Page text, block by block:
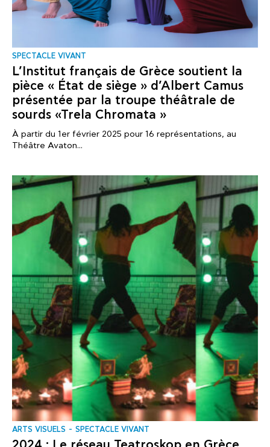
SPECTACLE VIVANT
L’Institut français de Grèce soutient la
pièce « État de siège » d’Albert Camus
présentée par la troupe théâtrale de
sourds «Trela Chromata »
À partir du 1er février 2025 pour 16 représentations, au
Théâtre Avaton...
ARTS VISUELS SPECTACLE VIVANT